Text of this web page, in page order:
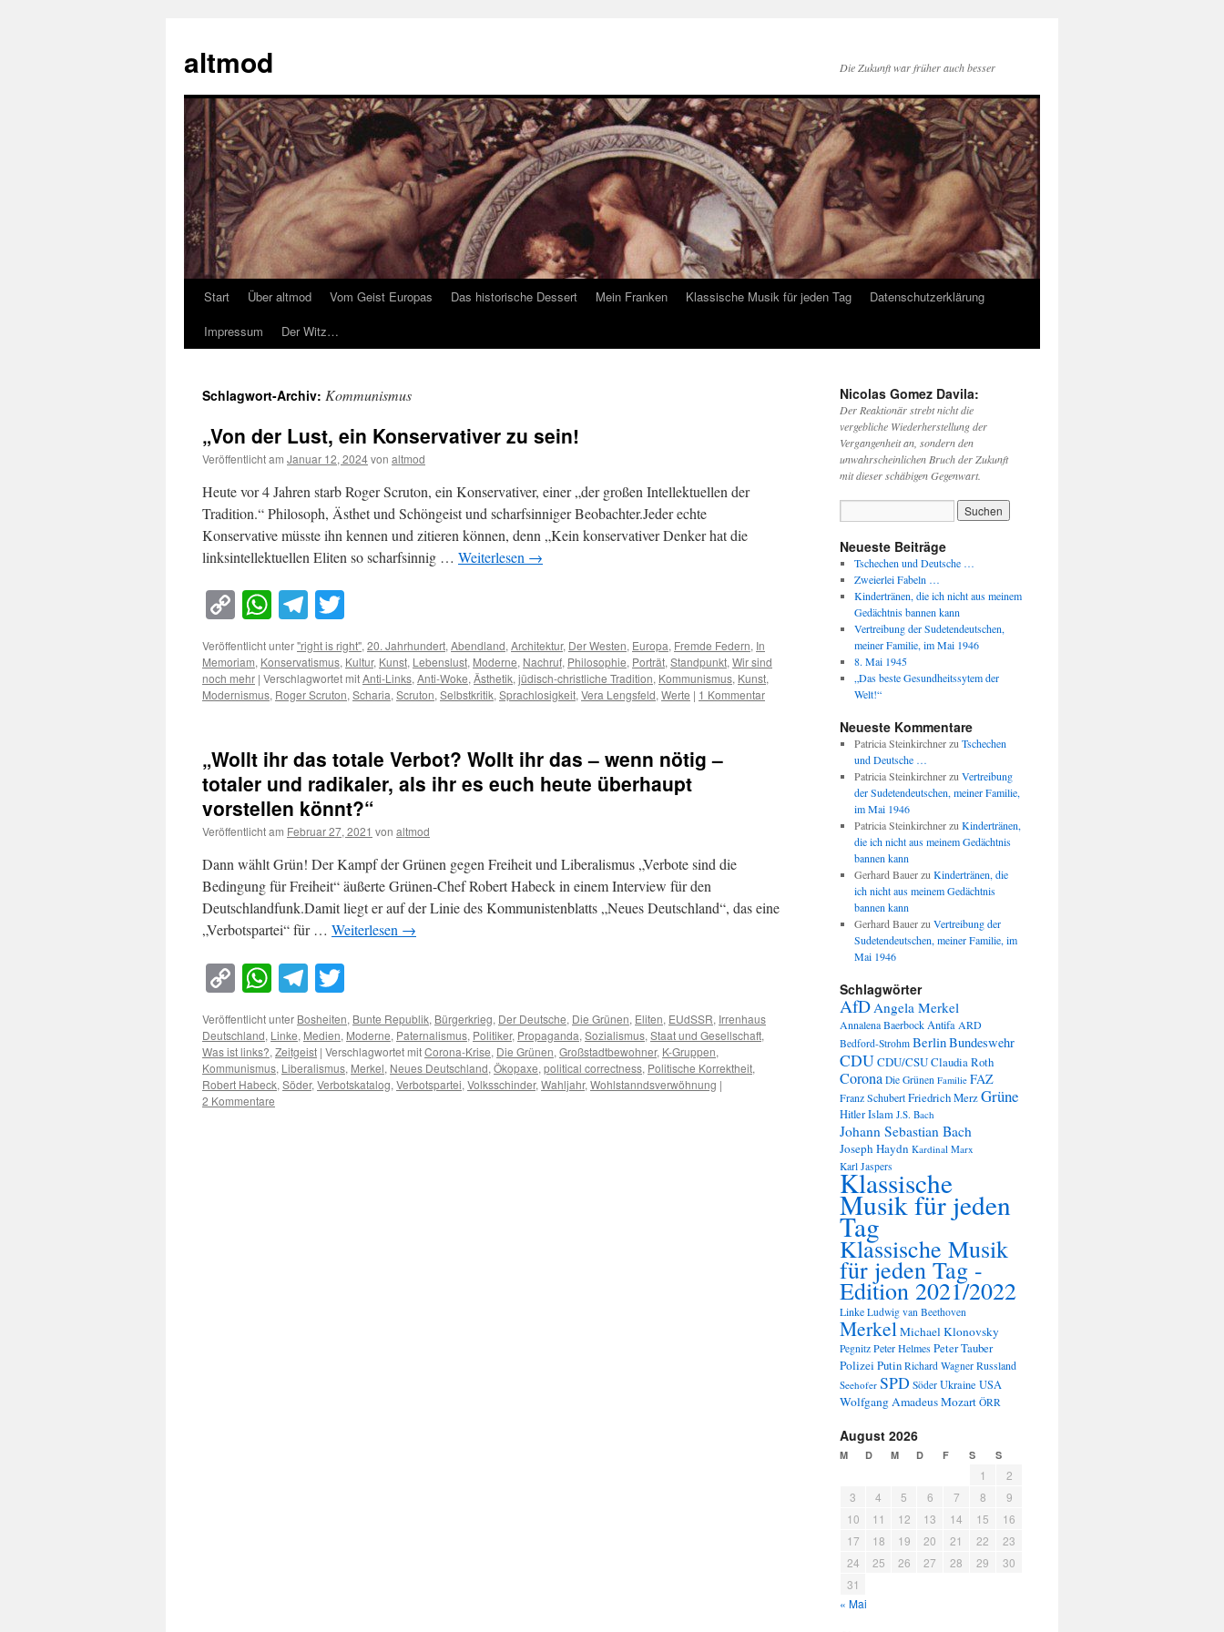
springen
altmod Die Zukunft war früher auch besser
Start Über altmod Vom Geist Europas Das historische Dessert Mein Franken Klassische Musik für jeden Tag
Datenschutzerklärung
Impressum
Der Witz…
Schlagwort-Archiv: Kommunismus
„Von der Lust, ein Konservativer zu sein!
Veröffentlicht am Januar 12, 2024von altmod
Heute vor 4 Jahren starb Roger Scruton, ein Konservativer, einer „der großen Intellektuellen der
Tradition.“ Philosoph, Ästhet und Schöngeist und scharfsinniger Beobachter.Jeder echte
Konservative müsste ihn kennen und zitieren können, denn „Kein konservativer Denker hat die
linksintellektuellen Eliten so scharfsinnig … Weiterlesen →
Copy
Link
WhatsApp
Telegram
Veröffentlicht unter"right is right",20. Jahrhundert,Abendland,Architektur, Der Westen, Europa, Fremde Federn, In
Memoriam, Konservatismus, Kultur, Kunst, Lebenslust, Moderne, Nachruf, Philosophie, Porträt,Standpunkt,Wir sind
noch mehr | Verschlagwortet mitAnti-Links,Anti-Woke,Ästhetik,jüdisch-christliche Tradition, Kommunismus, Kunst,
Modernismus, Roger Scruton,Scharia,Scruton,Selbstkritik,Sprachlosigkeit,Vera Lengsfeld,Werte | 1 Kommentar
„Wollt ihr das totale Verbot? Wollt ihr das – wenn nötig –
totaler und radikaler, als ihr es euch heute überhaupt
vorstellen könnt?“
Veröffentlicht am Februar 27, 2021 von altmod
Dann wählt Grün! Der Kampf der Grünen gegen Freiheit und Liberalismus „Verbote sind die
Bedingung für Freiheit“ äußerte Grünen-Chef Robert Habeck in einem Interview für den
Deutschlandfunk.Damit liegt er auf der Linie des Kommunistenblatts „Neues Deutschland“, das eine
„Verbotspartei“ für … Weiterlesen →
Copy
Link
WhatsApp
Telegram
Veröffentlicht unter Bosheiten, Bunte Republik, Bürgerkrieg, Der Deutsche, Die Grünen, Eliten, EUdSSR, Irrenhaus
Deutschland, Linke, Medien, Moderne, Paternalismus, Politiker, Propaganda, Sozialismus, Staat und Gesellschaft,
Was ist links?, Zeitgeist | Verschlagwortet mitCorona-Krise, Die Grünen, Großstadtbewohner, K-Gruppen,
Kommunismus, Liberalismus, Merkel, Neues Deutschland, Ökopaxe, political correctness, Politische Korrektheit,
Robert Habeck, Söder, Verbotskatalog, Verbotspartei, Volksschinder, Wahljahr, Wohlstanndsverwöhnung |
2 Kommentare
Nicolas Gomez Davila:
Der Reaktionär strebt nicht die
vergebliche Wiederherstellung der
Vergangenheit an, sondern den
unwahrscheinlichen Bruch der Zukunft
mit dieser schäbigen Gegenwart.
Neueste Beiträge
Tschechen und Deutsche …
Zweierlei Fabeln …
Kindertränen, die ich nicht aus meinem
Gedächtnis bannen kann
Vertreibung der Sudetendeutschen,
meiner Familie, im Mai 1946
8. Mai 1945
„Das beste Gesundheitssytem der
Welt!“
Neueste Kommentare
Patricia Steinkirchnerzu Tschechen
und Deutsche …
Patricia Steinkirchnerzu Vertreibung
der Sudetendeutschen, meiner Familie,
im Mai 1946
Patricia Steinkirchnerzu Kindertränen,
die ich nicht aus meinem Gedächtnis
bannen kann
Gerhard Bauerzu Kindertränen, die
ich nicht aus meinem Gedächtnis
bannen kann
Gerhard Bauerzu Vertreibung der
Sudetendeutschen, meiner Familie, im
Mai 1946
Schlagwörter
AfDAngela Merkel
Annalena BaerbockAntifa ARD
Bedford-Strohm BerlinBundeswehr
CDUCDU/CSUClaudia Roth
Corona Die Grünen Familie FAZ
Franz SchubertFriedrich MerzGrüne
HitlerIslam J.S. Bach
Johann Sebastian Bach
Joseph Haydn Kardinal Marx
Karl Jaspers
Klassische
Musik für jeden
Tag
Klassische Musik
für jeden Tag -
Edition 2021/2022
Linke Ludwig van Beethoven
MerkelMichael Klonovsky
Pegnitz Peter HelmesPeter Tauber
PolizeiPutin Richard Wagner Russland
Seehofer SPD Söder Ukraine USA
Wolfgang Amadeus Mozart ÖRR
August 2026
M D M D F S S
1
2
3
4 5 6 7 8
9
10
11 12 13 14 15
16
17
18 19 20 21 22
23
24
25 26 27 28 29
30
31
« Mai